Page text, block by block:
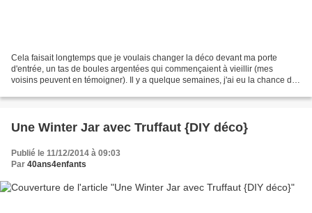
Cela faisait longtemps que je voulais changer la déco devant ma porte
d'entrée, un tas de boules argentées qui commençaient à vieillir (mes
voisins peuvent en témoigner). Il y a quelque semaines, j'ai eu la chance de
Une Winter Jar avec Truffaut {DIY déco}
Publié le 11/12/2014 à 09:03
Par 40ans4enfants